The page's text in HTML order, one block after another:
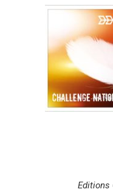
Editions